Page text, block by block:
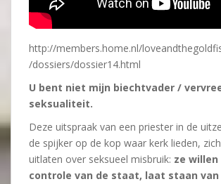
http://members.home.nl/
/dossiers/dossier14.html
U bent niet mijn biechtvader /
seksualiteit.
Deze uitspraak van een priester in de
de spijker op de kop waar kerk lieden,
uitlaten over seksueel misbruik: ze willen
controle van de staat, laat staan van